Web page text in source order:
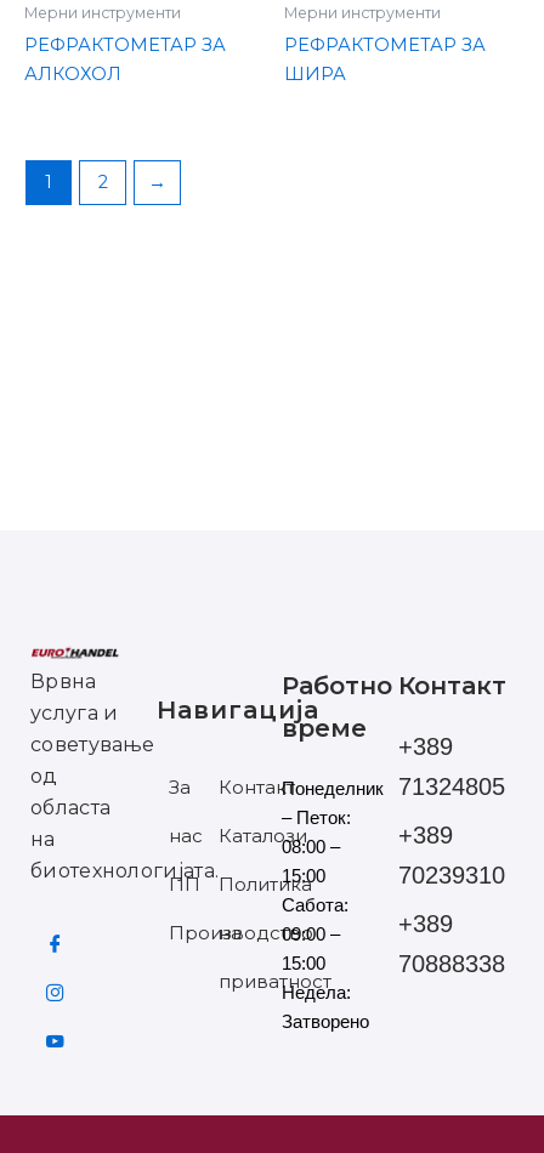
Мерни инструменти
РЕФРАКТОМЕТАР ЗА
АЛКОХОЛ
Мерни инструменти
РЕФРАКТОМЕТАР ЗА
ШИРА
1 2 →
Врвна
услуга и
советување
од
областа
на
биотехнологијата.
Навигација
За
нас
ПП
Производство
Контакт
Каталози
Политика
на
приватност
Работно
време
Понеделник
– Петок:
08:00 –
15:00
Сабота:
09:00 –
15:00
Недела:
Затворено
Контакт
+389
71324805
+389
70239310
+389
70888338